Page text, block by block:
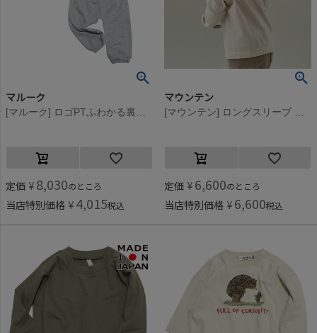
マルーク
[マルーク] ロゴPTふわかる裏毛babyセット シロ系(21)
定価 ¥ 8,030のところ
当店特別価格 ¥ 4,015税込
マウンテン
[マウンテン] ロングスリーブ ロゴT(organic coton)(for baby) サンド
定価 ¥ 6,600のところ
当店特別価格 ¥ 6,600税込